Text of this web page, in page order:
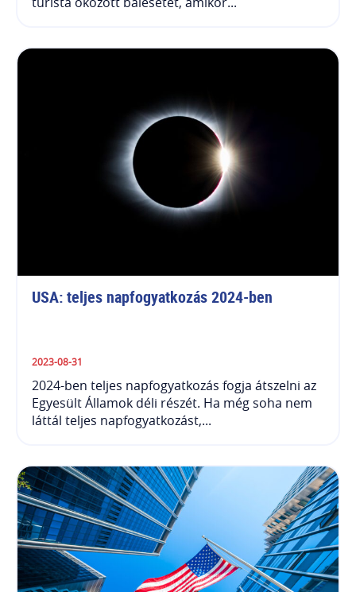
USA: teljes napfogyatkozás 2024-ben
2023-08-31
2024-ben teljes napfogyatkozás fogja átszelni az
Egyesült Államok déli részét. Ha még soha nem
láttál teljes napfogyatkozást,...